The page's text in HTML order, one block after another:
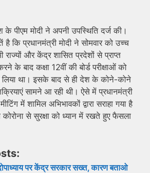
पीएम मोदी ने अपनी उपस्थिति दर्ज की।
कि प्रधानमंत्री मोदी ने सोमवार को उच्च
राज्यों और केंद्र शासित प्रदेशों से प्राप्त
के बाद कक्षा 12वीं की बोर्ड परीक्षाओं को
लिया था। इसके बाद से ही देश के कोने-कोने
सामने आ रही थी। ऐसे में प्रधानमंत्री
में शामिल अभिभावकों द्वारा सराहा गया है
से सुरक्षा को ध्यान में रखते हुए फैसला
पर केंद्र सरकार सख्त, कारण बताओ